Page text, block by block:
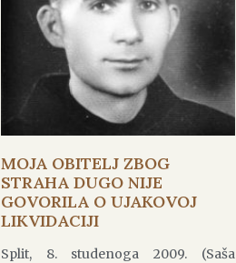
MOJA OBITELJ ZBOG
STRAHA DUGO NIJE
GOVORILA O UJAKOVOJ
LIKVIDACIJI
Split, 8. studenoga 2009. (Saša